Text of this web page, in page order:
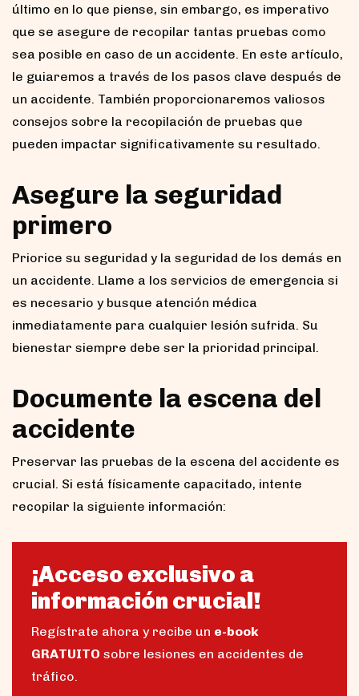
último en lo que piense, sin embargo, es imperativo
que se asegure de recopilar tantas pruebas como
sea posible en caso de un accidente. En este artículo,
le guiaremos a través de los pasos clave después de
un accidente. También proporcionaremos valiosos
consejos sobre la recopilación de pruebas que
pueden impactar significativamente su resultado.
Asegure la seguridad
primero
Priorice su seguridad y la seguridad de los demás en
un accidente. Llame a los servicios de emergencia si
es necesario y busque atención médica
inmediatamente para cualquier lesión sufrida. Su
bienestar siempre debe ser la prioridad principal.
Documente la escena del
accidente
Preservar las pruebas de la escena del accidente es
crucial. Si está físicamente capacitado, intente
recopilar la siguiente información:
¡Acceso exclusivo a
información crucial!
Regístrate ahora y recibe un e-book
GRATUITO sobre lesiones en accidentes de
tráfico.